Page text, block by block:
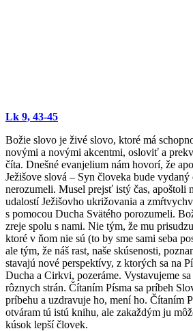
Lk 9, 43-45
Božie slovo je živé slovo, ktoré má
novými a novými akcentmi, osloviť a
číta. Dnešné evanjelium nám hovorí, že
Ježišove slová – Syn človeka bude
nerozumeli. Musel prejsť istý čas, apoštoli
udalostí Ježišovho ukrižovania a
s pomocou Ducha Svätého porozumeli.
zreje spolu s nami. Nie tým, že mu
ktoré v ňom nie sú (to by sme sami seba
ale tým, že náš rast, naše skúsenosti,
stavajú nové perspektívy, z ktorých sa na
Ducha a Cirkvi, pozeráme. Vystavujeme
rôznych strán. Čítaním Písma sa príbeh
príbehu a uzdravuje ho, mení ho. Čítaním
otváram tú istú knihu, ale zakaždým ju
kúsok lepší človek.